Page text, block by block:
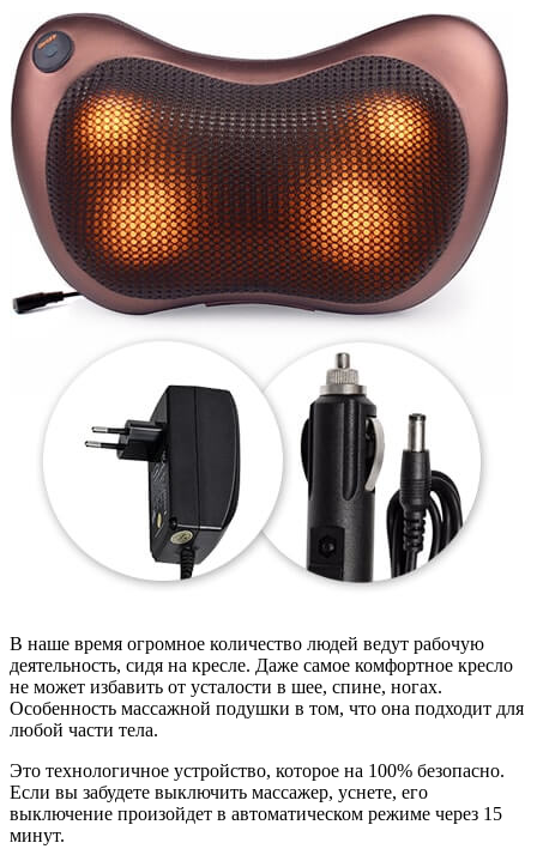
В наше время огромное количество людей ведут рабочую
деятельность, сидя на кресле. Даже самое комфортное кресло
не может избавить от усталости в шее, спине, ногах.
Особенность массажной подушки в том, что она подходит для
любой части тела.
Это технологичное устройство, которое на 100% безопасно.
Если вы забудете выключить массажер, уснете, его
выключение произойдет в автоматическом режиме через 15
минут.